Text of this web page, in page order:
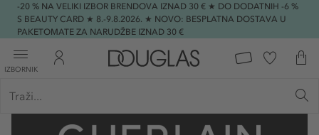
-20 % NA VELIKI IZBOR BRENDOVA IZNAD 30 € ★ DO DODATNIH -6 %
S BEAUTY CARD ★ 8.-9.8.2026. ★ NOVO: BESPLATNA DOSTAVA U
PAKETOMATE ZA NARUDŽBE IZNAD 30 €
IZBORNIK